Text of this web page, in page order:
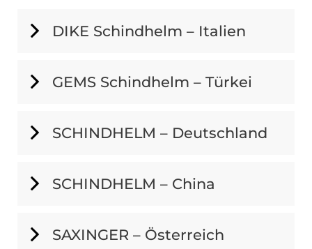
DIKE Schindhelm – Italien
GEMS Schindhelm – Türkei
SCHINDHELM – Deutschland
SCHINDHELM – China
SAXINGER – Österreich